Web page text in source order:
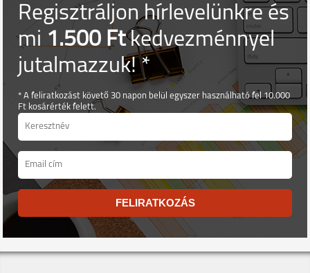
Regisztráljon hírlevelünkre és
mi1.500 Ftkedvezménnyel
jutalmazzuk! *
* A feliratkozást követő 30 napon belül egyszer használható fel 10.000
Ft kosárérték felett.
FELIRATKOZÁS